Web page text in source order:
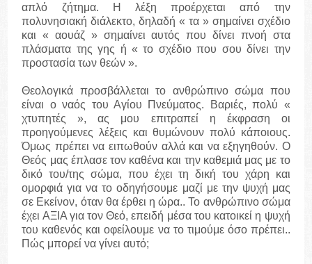
απλό ζήτημα. Η λέξη προέρχεται από την
πολυνησιακή διάλεκτο, δηλαδή « τα » σημαίνει σχέδιο
και « αουάζ » σημαίνει αυτός που δίνει πνοή στα
πλάσματα της γης ή « το σχέδιο που σου δίνει την
προστασία των θεών ».
Θεολογικά προσβάλλεται το ανθρώπινο σώμα που
είναι ο ναός του Αγίου Πνεύματος. Βαριές, πολύ «
χτυπητές », ας μου επιτραπεί η έκφραση οι
προηγούμενες λέξεις και θυμώνουν πολύ κάποιους.
Όμως πρέπει να ειπωθούν αλλά και να εξηγηθούν. Ο
Θεός μας έπλασε τον καθένα και την καθεμιά μας με το
δικό του/της σώμα, που έχει τη δική του χάρη και
ομορφιά για να το οδηγήσουμε μαζί με την ψυχή μας
σε Εκείνον, όταν θα έρθει η ώρα.. Το ανθρώπινο σώμα
έχει ΑΞΙΑ για τον Θεό, επειδή μέσα του κατοικεί η ψυχή
του καθενός και οφείλουμε να το τιμούμε όσο πρέπει..
Πώς μπορεί να γίνει αυτό;